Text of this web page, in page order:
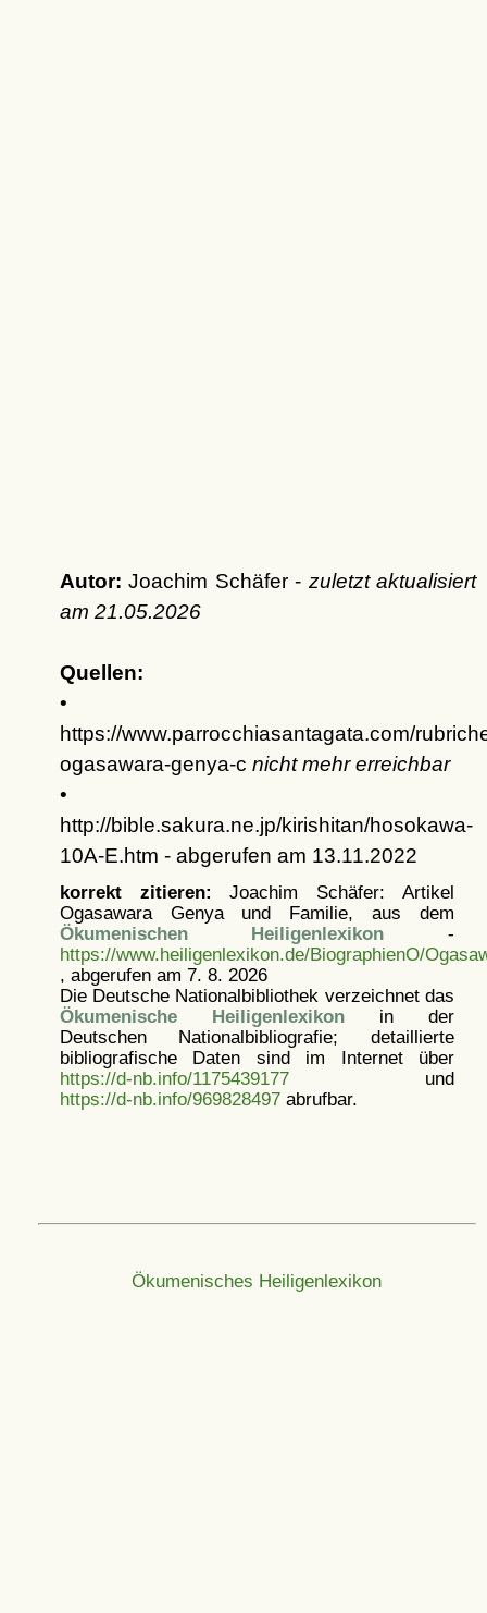
Autor: Joachim Schäfer - zuletzt aktualisiert
am 21.05.2026
Quellen:
•
https://www.parrocchiasantagata.com/
ogasawara-genya-c nicht mehr erreichbar
•
http://bible.sakura.ne.jp/kirishitan/hosokawa-
10A-E.htm - abgerufen am 13.11.2022
korrekt zitieren: Joachim Schäfer: Artikel
Ogasawara Genya und Familie, aus dem
Ökumenischen Heiligenlexikon -
https://www.heiligenlexikon.de/BiographienO/
, abgerufen am 7. 8. 2026
Die Deutsche Nationalbibliothek verzeichnet das
Ökumenische Heiligenlexikonin der
Deutschen Nationalbibliografie; detaillierte
bibliografische Daten sind im Internet über
https://d-nb.info/1175439177und
https://d-nb.info/969828497abrufbar.
Ökumenisches Heiligenlexikon